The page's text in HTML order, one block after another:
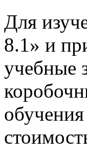
Для
8.1» и
учебные